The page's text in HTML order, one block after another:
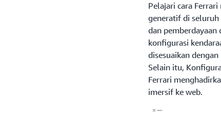
Pelajari cara
generatif di seluruh
dan pemberdayaan
konfigurasi
disesuaikan
Selain itu,
Ferrari
imersif ke web.